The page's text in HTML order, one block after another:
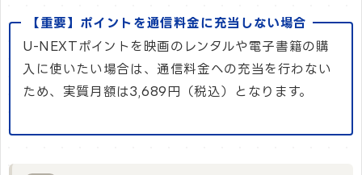
【重要】ポイントを通信料金に充当しない場合
U-NEXTポイントを映画のレンタルや電子書籍の購
入に使いたい場合は、通信料金への充当を行わない
ため、実質月額は3,689円（税込）となります。